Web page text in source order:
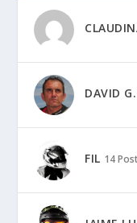
DAVID
FIL 14